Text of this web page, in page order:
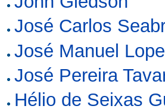
José Carlos
José Manuel
José Pereira
Hélio de Seixas